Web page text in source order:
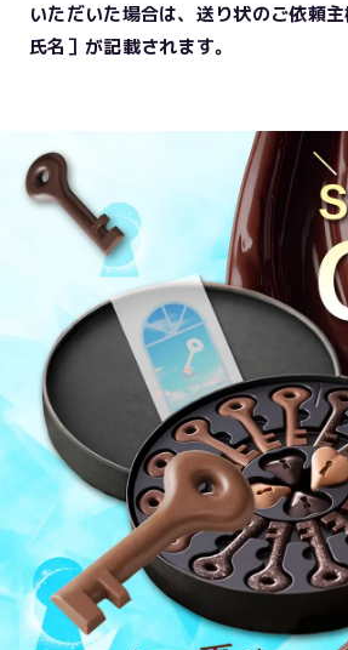
いただいた場合は、送り状のご依頼
氏名］が記載されます。